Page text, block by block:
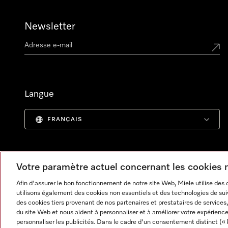
Newsletter
Langue
FRANÇAIS
Votre paramètre actuel concernant les
Afin d'assurer le bon fonctionnement de notre site Web, Miele utilise
utilisons également des cookies non essentiels et des technologies de
des cookies tiers provenant de nos partenaires et prestataires de
du site Web et nous aident à personnaliser et à améliorer votre
personnaliser les publicités. Dans le cadre d'un consentement distinct